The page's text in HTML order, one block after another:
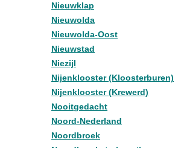
Nieuwklap
Nieuwolda
Nieuwolda-Oost
Nieuwstad
Niezijl
Nijenklooster (Kloosterburen)
Nijenklooster (Krewerd)
Nooitgedacht
Noord-Nederland
Noordbroek